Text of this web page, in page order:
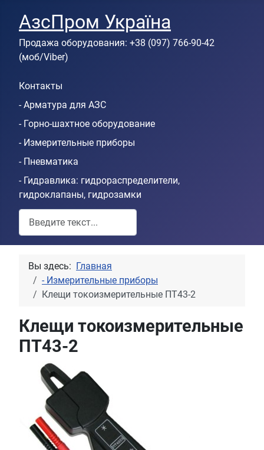
АзсПром Україна
Продажа оборудования: +38 (097) 766-90-42
(моб/Viber)
Контакты
- Арматура для АЗС
- Горно-шахтное оборудование
- Измерительные приборы
- Пневматика
- Гидравлика: гидрораспределители,
гидроклапаны, гидрозамки
Пошук по сайту
Вы здесь:
Главная
- Измерительные приборы
Клещи токоизмерительные ПТ43-2
Клещи токоизмерительные
ПТ43-2